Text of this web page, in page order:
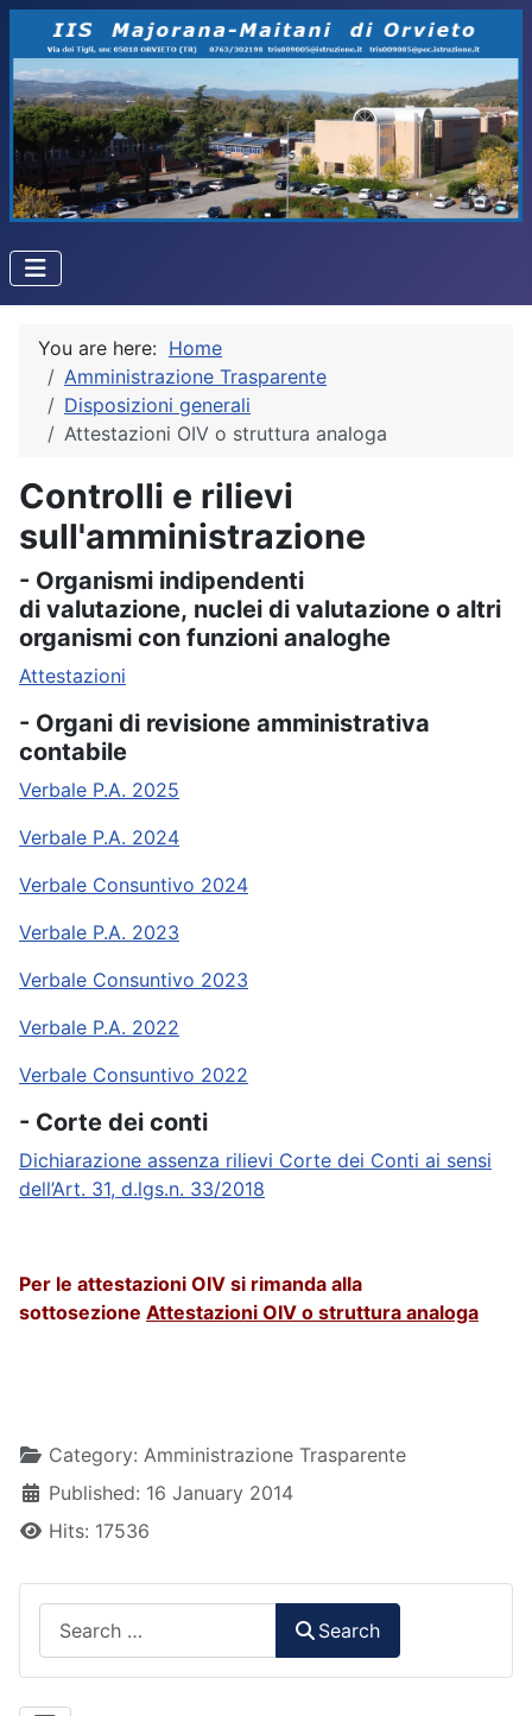
You are here: Home
Amministrazione Trasparente
Disposizioni generali
Attestazioni OIV o struttura analoga
Controlli e rilievi
sull'amministrazione
- Organismi indipendenti
di valutazione, nuclei di valutazione o altri
organismi con funzioni analoghe
Attestazioni
- Organi di revisione amministrativa
contabile
Verbale P.A. 2025
Verbale P.A. 2024
Verbale Consuntivo 2024
Verbale P.A. 2023
Verbale Consuntivo 2023
Verbale P.A. 2022
Verbale Consuntivo 2022
- Corte dei conti
Dichiarazione assenza rilievi Corte dei Conti ai sensi
dell’Art. 31, d.lgs.n. 33/2018
Per le attestazioni OIV si rimanda alla
sottosezione Attestazioni OIV o struttura analoga
DetailsCategory: Amministrazione Trasparente
Published: 16 January 2014
Hits: 17536
Search